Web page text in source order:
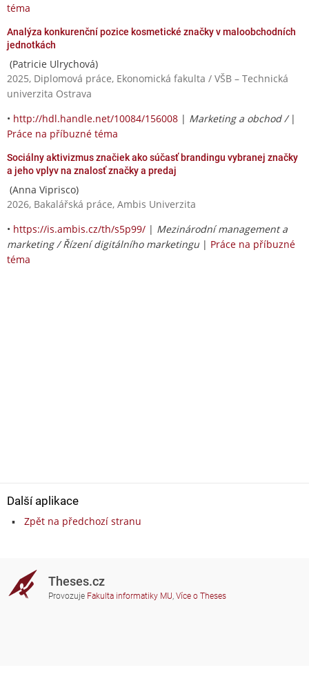
téma
Analýza konkurenční pozice kosmetické značky v maloobchodních
jednotkách
(Patricie Ulrychová)
2025, Diplomová práce, Ekonomická fakulta / VŠB – Technická
univerzita Ostrava
• http://hdl.handle.net/10084/156008 | Marketing a obchod / |
Práce na příbuzné téma
Sociálny aktivizmus značiek ako súčasť brandingu vybranej značky
a jeho vplyv na znalosť značky a predaj
(Anna Viprisco)
2026, Bakalářská práce, Ambis Univerzita
• https://is.ambis.cz/th/s5p99/ | Mezinárodní management a
marketing / Řízení digitálního marketingu | Práce na příbuzné
téma
Další aplikace
Zpět na předchozí stranu
Theses.cz
Provozuje Fakulta informatiky MU, Více o Theses